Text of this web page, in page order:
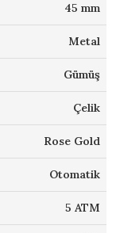
45 mm
Metal
Gümüş
Çelik
Rose Gold
Otomatik
5 ATM